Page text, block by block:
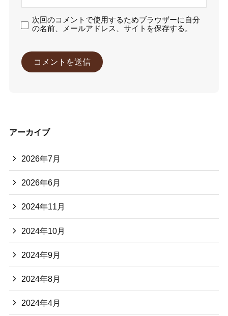
次回のコメントで使用するためブラウザーに自分
の名前、メールアドレス、サイトを保存する。
アーカイブ
2026年7月
2026年6月
2024年11月
2024年10月
2024年9月
2024年8月
2024年4月